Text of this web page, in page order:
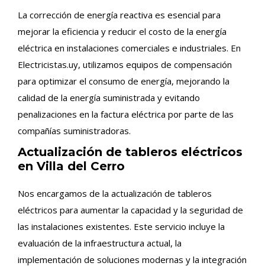
La corrección de energía reactiva es esencial para
mejorar la eficiencia y reducir el costo de la energía
eléctrica en instalaciones comerciales e industriales. En
Electricistas.uy, utilizamos equipos de compensación
para optimizar el consumo de energía, mejorando la
calidad de la energía suministrada y evitando
penalizaciones en la factura eléctrica por parte de las
compañías suministradoras.
Actualización de tableros eléctricos
en Villa del Cerro
Nos encargamos de la actualización de tableros
eléctricos para aumentar la capacidad y la seguridad de
las instalaciones existentes. Este servicio incluye la
evaluación de la infraestructura actual, la
implementación de soluciones modernas y la integración